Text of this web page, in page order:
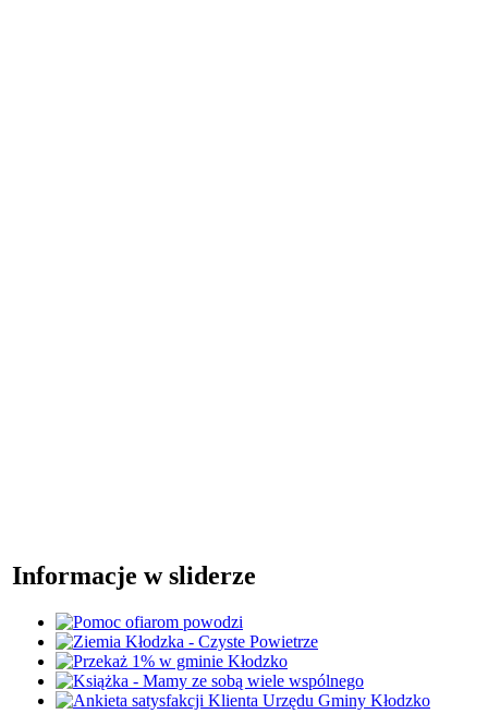
Informacje w sliderze